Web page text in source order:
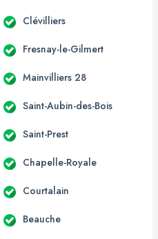
Clévilliers
Fresnay-le-Gilmert
Mainvilliers 28
Saint-Aubin-des-Bois
Saint-Prest
Chapelle-Royale
Courtalain
Beauche